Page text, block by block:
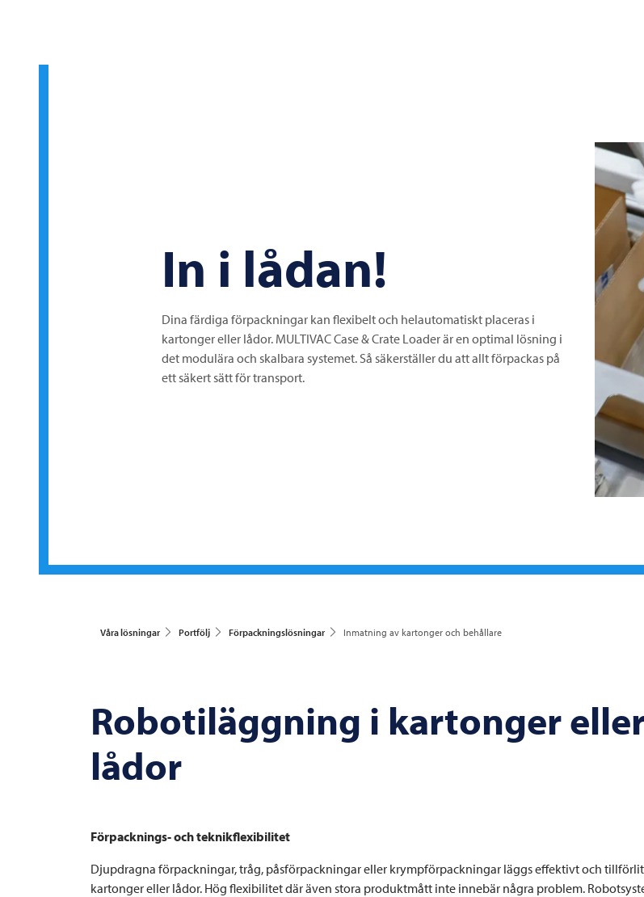
In i lådan!
Dina färdiga förpackningar kan flexibelt och helautomatiskt placeras i
kartonger eller lådor. MULTIVACCase & Crate Loader är en optimal lösning i
det modulära och skalbara systemet. Så säkerställer du att allt förpackas på
ett säkert sätt för transport.
Våra lösningar Portfölj Förpackningslösningar Inmatning av kartonger och behållare
Robotiläggning i kartonger
lådor
Förpacknings- och teknikflexibilitet
Djupdragna förpackningar, tråg, påsförpackningar eller krympförpackningar läggs effektivt och
kartonger eller lådor. Hög flexibilitet där även stora produktmått inte innebär några problem.